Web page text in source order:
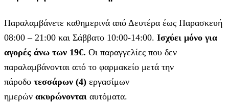
Παραλαμβάνετε καθημερινά από Δευτέρα έως Παρασκευή
08:00 – 21:00 και Σάββατο 10:00-14:00. Ισχύει μόνο για
αγορές άνω των 19€. Οι παραγγελίες που δεν
παραλαμβάνονται από το φαρμακείο μετά την
πάροδο τεσσάρων (4) εργασίμων
ημερών ακυρώνονται αυτόματα.